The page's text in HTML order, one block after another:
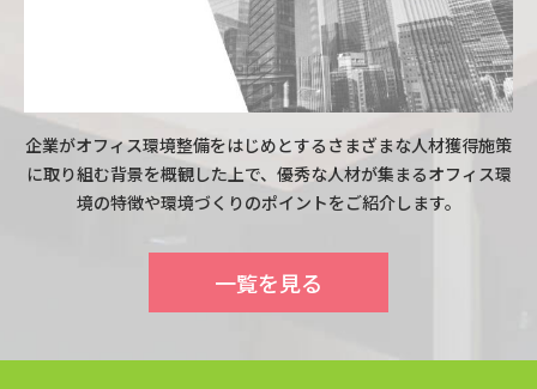
企業がオフィス環境整備をはじめとするさまざまな人材獲得施策
に取り組む背景を概観した上で、優秀な人材が集まるオフィス環
境の特徴や環境づくりのポイントをご紹介します。
一覧を見る